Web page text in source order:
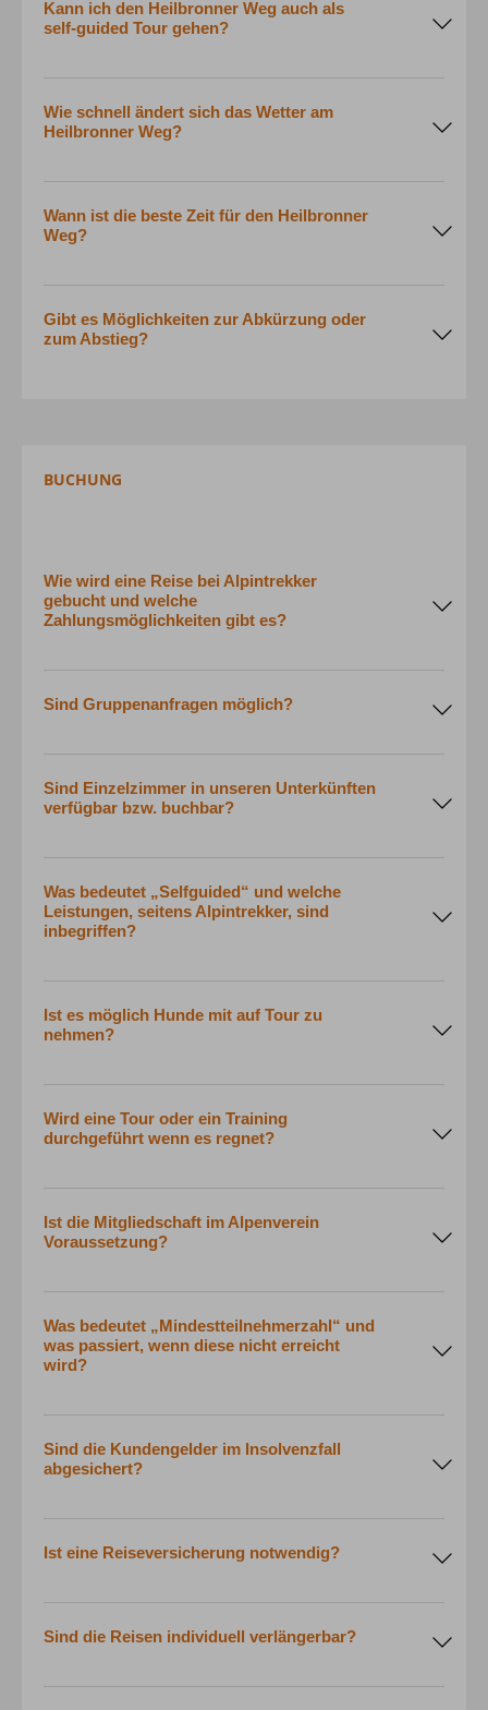
Kann ich den Heilbronner Weg auch als
self-guided Tour gehen?
Wie schnell ändert sich das Wetter am
Heilbronner Weg?
Wann ist die beste Zeit für den Heilbronner
Weg?
Gibt es Möglichkeiten zur Abkürzung oder
zum Abstieg?
BUCHUNG
Wie wird eine Reise bei Alpintrekker
gebucht und welche
Zahlungsmöglichkeiten gibt es?
Sind Gruppenanfragen möglich?
Sind Einzelzimmer in unseren Unterkünften
verfügbar bzw. buchbar?
Was bedeutet „Selfguided“ und welche
Leistungen, seitens Alpintrekker, sind
inbegriffen?
Ist es möglich Hunde mit auf Tour zu
nehmen?
Wird eine Tour oder ein Training
durchgeführt wenn es regnet?
Ist die Mitgliedschaft im Alpenverein
Voraussetzung?
Was bedeutet „Mindestteilnehmerzahl“ und
was passiert, wenn diese nicht erreicht
wird?
Sind die Kundengelder im Insolvenzfall
abgesichert?
Ist eine Reiseversicherung notwendig?
Sind die Reisen individuell verlängerbar?